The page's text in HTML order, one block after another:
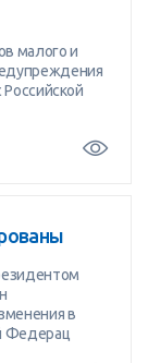
малого и
Российской
в
Федерац